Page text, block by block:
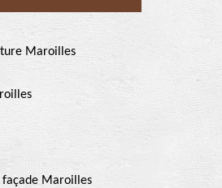
Maroilles
Maroilles